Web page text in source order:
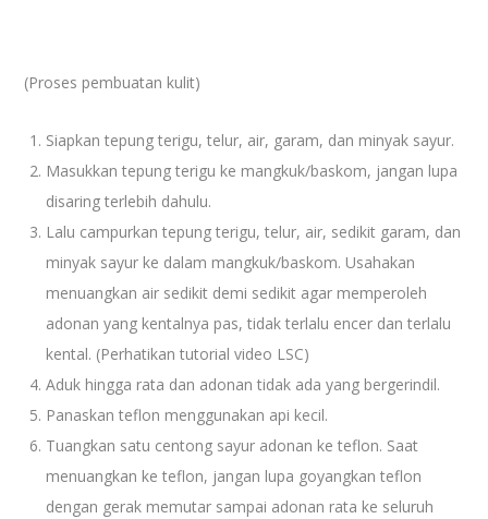
(Proses pembuatan kulit)
Siapkan tepung terigu, telur, air, garam, dan minyak sayur.
Masukkan tepung terigu ke mangkuk/baskom, jangan lupa
disaring terlebih dahulu.
Lalu campurkan tepung terigu, telur, air, sedikit garam, dan
minyak sayur ke dalam mangkuk/baskom. Usahakan
menuangkan air sedikit demi sedikit agar memperoleh
adonan yang kentalnya pas, tidak terlalu encer dan terlalu
kental. (Perhatikan tutorial video LSC)
Aduk hingga rata dan adonan tidak ada yang bergerindil.
Panaskan teflon menggunakan api kecil.
Tuangkan satu centong sayur adonan ke teflon. Saat
menuangkan ke teflon, jangan lupa goyangkan teflon
dengan gerak memutar sampai adonan rata ke seluruh